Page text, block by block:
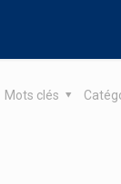
Mots clés